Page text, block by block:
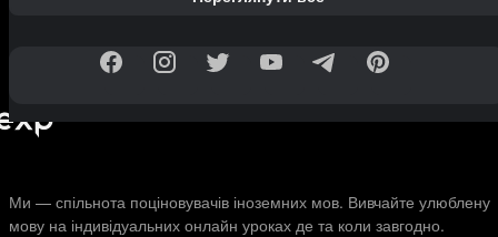
Ми — спільнота поціновувачів іноземних мов. Вивчайте улюблену
мову на індивідуальних онлайн уроках де та коли завгодно.